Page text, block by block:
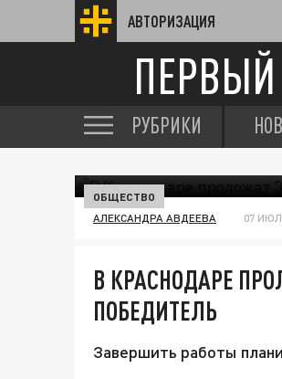
АВТОРИЗАЦИЯ
РУБРИКИ
ОБЩЕСТВО
АЛЕКСАНДРА АВДЕЕВА 07
В КРАСНОДАРЕ
ПОБЕДИТЕЛЬ
Завершить работы